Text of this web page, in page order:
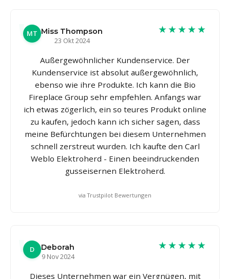
MT Miss Thompson
23 Okt 2024
★★★★★
Außergewöhnlicher Kundenservice. Der
Kundenservice ist absolut außergewöhnlich,
ebenso wie ihre Produkte. Ich kann die Bio
Fireplace Group sehr empfehlen. Anfangs war
ich etwas zögerlich, ein so teures Produkt online
zu kaufen, jedoch kann ich sicher sagen, dass
meine Befürchtungen bei diesem Unternehmen
schnell zerstreut wurden. Ich kaufte den Carl
Weblo Elektroherd - Einen beeindruckenden
gusseisernen Elektroherd.
via Trustpilot Bewertungen
D
Deborah
9 Nov 2024
★★★★★
Dieses Unternehmen war ein Vergnügen, mit